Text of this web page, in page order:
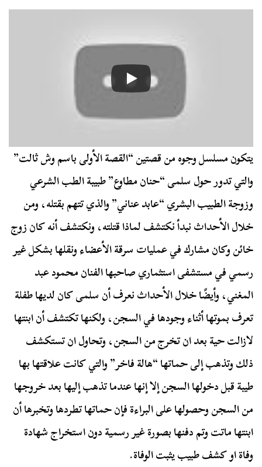
يتكون مسلسل وجوه من قصتين “القصة الأولى باسم وش ثالت”
والتي تدور حول سلمى “حنان مطاوع” طبيبة الطب الشرعي
وزوجة الطبيب البشري “عابد عناني” والذي تتهم بقتله، ومن
خلال الأحداث نبدأ نكتشف لماذا قتلته، ونكتشف أنه كان زوج
خائن وكان مشارك في عمليات سرقة الأعضاء ونقلها بشكل غير
رسمي في مستشفى استثماري صاحبها الفنان محمود عبد
المغني، وأيضًا خلال الأحداث نعرف أن سلمى كان لديها طفلة
تعرف بموتها أثناء وجودها في السجن، ولكنها تكتشف أن ابنتها
لازالت حية بعد ان تخرج من السجن، وتحاول ان تستكشف
ذلك وتذهب إلى حماتها “هالة فاخر” والتي كانت علاقتها بها
طيبة قبل دخولها السجن إلا إنها عندما تذهب إليها بعد خروجها
من السجن وحصولها على البراءة فإن حماتها تطردها وتخبرها أن
ابنتها ماتت وتم دفنها بصورة غير رسمية دون استخراج شهادة
وفاة او كشف طبيب يثبت الوفاة.